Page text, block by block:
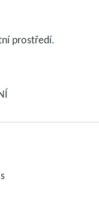
prostředí.